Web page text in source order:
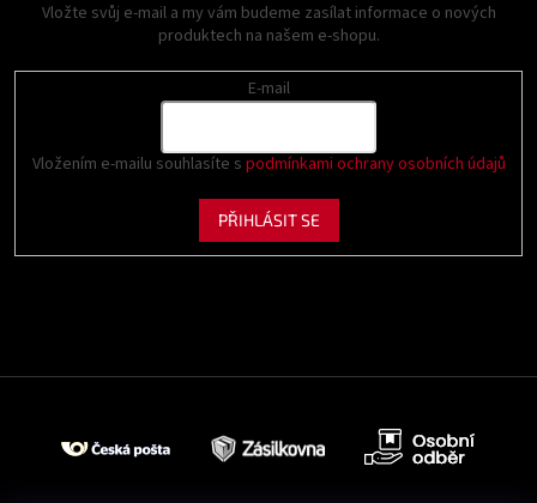
Vložte svůj e-mail a my vám budeme zasílat informace o nových
produktech na našem e-shopu.
E-mail
Vložením e-mailu souhlasíte s podmínkami ochrany osobních údajů
PŘIHLÁSIT SE